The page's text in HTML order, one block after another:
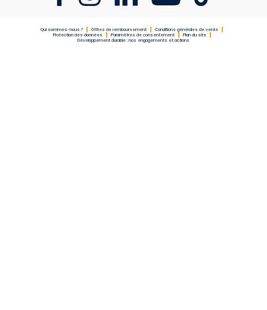
Qui sommes-nous ? Offres de remboursement
Conditions générales de vente
Protection des données
Paramètres de consentement
Plan du site
Développement durable : nos engagements et actions